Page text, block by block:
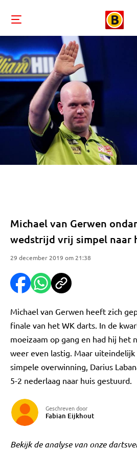
Michael van Gerwen
wedstrijd vrij simpel naar
29 december 2019 om 21:38
Michael van Gerwen heeft zich
finale van het WK darts. In de
moeizaam op gang en had hij het
weer even lastig. Maar
simpele overwinning, Darius
5-2 nederlaag naar huis gestuurd.
Geschreven door
Fabian Eijkhout
Bekijk de analyse van onze